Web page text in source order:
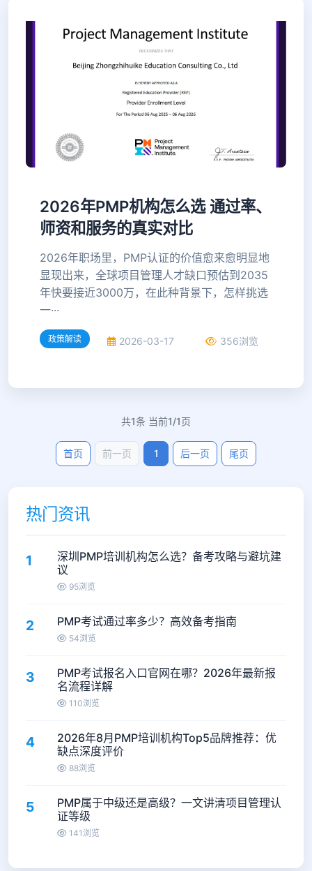
2026年PMP机构怎么选 通过率、
师资和服务的真实对比
2026年职场里，PMP认证的价值愈来愈明显地
显现出来，全球项目管理人才缺口预估到2035
年快要接近3000万，在此种背景下，怎样挑选
一···
政策解读 2026-03-17 356浏览
共1条 当前1/1页
首页 前一页 1 后一页 尾页
热门资讯
1
深圳PMP培训机构怎么选？备考攻略与避坑建
议
95浏览
2 PMP考试通过率多少？高效备考指南
54浏览
3
PMP考试报名入口官网在哪？2026年最新报
名流程详解
110浏览
4
2026年8月PMP培训机构Top5品牌推荐：优
缺点深度评价
88浏览
5
PMP属于中级还是高级？一文讲清项目管理认
证等级
141浏览